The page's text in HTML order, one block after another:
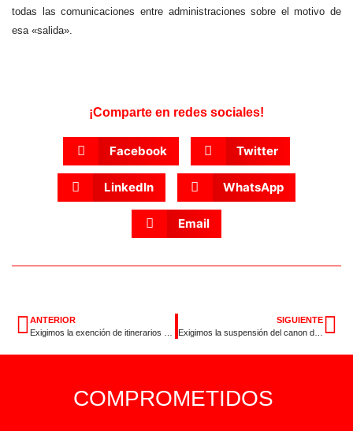
todas las comunicaciones entre administraciones sobre el motivo de
esa «salida».
¡Comparte en redes sociales!
Facebook Twitter
LinkedIn WhatsApp
Email
ANTERIOR
SIGUIENTE
COMPROMETIDOS